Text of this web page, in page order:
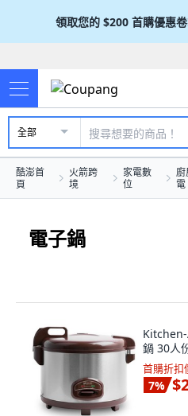
領取您的 $200 首購優惠
全部
酷澎首
頁
火箭跨
境
家電數
位
廚
電
電子鍋
鍋 30人
首購折扣
7%